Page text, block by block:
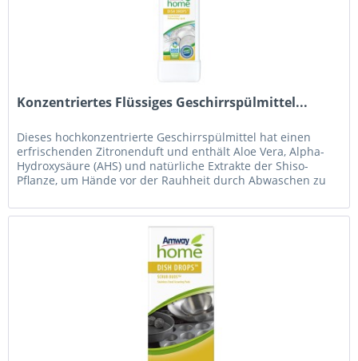
Konzentriertes Flüssiges Geschirrspülmittel...
Dieses hochkonzentrierte Geschirrspülmittel hat einen
erfrischenden Zitronenduft und enthält Aloe Vera, Alpha-
Hydroxysäure (AHS) und natürliche Extrakte der Shiso-
Pflanze, um Hände vor der Rauhheit durch Abwaschen zu